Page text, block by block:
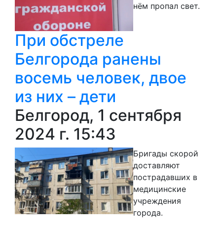
нём пропал свет.
При обстреле
Белгорода ранены
восемь человек, двое
из них – дети
Белгород, 1 сентября
2024 г. 15:43
Бригады скорой
доставляют
пострадавших в
медицинские
учреждения
города.